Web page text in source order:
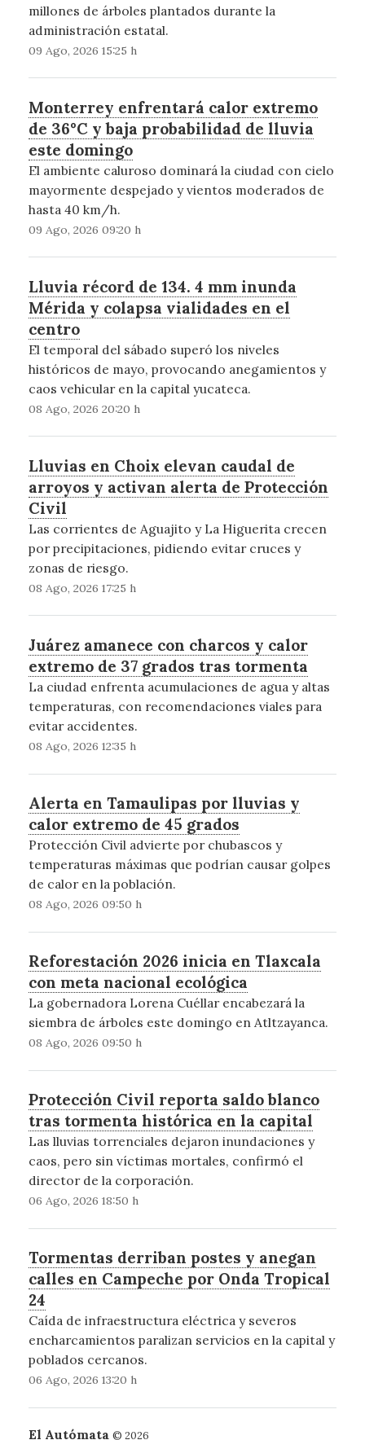
millones de árboles plantados durante la
administración estatal.
09 Ago, 2026 15:25 h
Monterrey enfrentará calor extremo
de 36°C y baja probabilidad de lluvia
este domingo
El ambiente caluroso dominará la ciudad con cielo
mayormente despejado y vientos moderados de
hasta 40 km/h.
09 Ago, 2026 09:20 h
Lluvia récord de 134. 4 mm inunda
Mérida y colapsa vialidades en el
centro
El temporal del sábado superó los niveles
históricos de mayo, provocando anegamientos y
caos vehicular en la capital yucateca.
08 Ago, 2026 20:20 h
Lluvias en Choix elevan caudal de
arroyos y activan alerta de Protección
Civil
Las corrientes de Aguajito y La Higuerita crecen
por precipitaciones, pidiendo evitar cruces y
zonas de riesgo.
08 Ago, 2026 17:25 h
Juárez amanece con charcos y calor
extremo de 37 grados tras tormenta
La ciudad enfrenta acumulaciones de agua y altas
temperaturas, con recomendaciones viales para
evitar accidentes.
08 Ago, 2026 12:35 h
Alerta en Tamaulipas por lluvias y
calor extremo de 45 grados
Protección Civil advierte por chubascos y
temperaturas máximas que podrían causar golpes
de calor en la población.
08 Ago, 2026 09:50 h
Reforestación 2026 inicia en Tlaxcala
con meta nacional ecológica
La gobernadora Lorena Cuéllar encabezará la
siembra de árboles este domingo en Atltzayanca.
08 Ago, 2026 09:50 h
Protección Civil reporta saldo blanco
tras tormenta histórica en la capital
Las lluvias torrenciales dejaron inundaciones y
caos, pero sin víctimas mortales, confirmó el
director de la corporación.
06 Ago, 2026 18:50 h
Tormentas derriban postes y anegan
calles en Campeche por Onda Tropical
24
Caída de infraestructura eléctrica y severos
encharcamientos paralizan servicios en la capital y
poblados cercanos.
06 Ago, 2026 13:20 h
El Autómata © 2026